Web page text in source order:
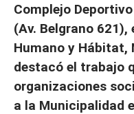
Complejo
(Av. Belgrano
Humano y Hábitat,
destacó el trabajo
organizaciones
a la Municipalidad